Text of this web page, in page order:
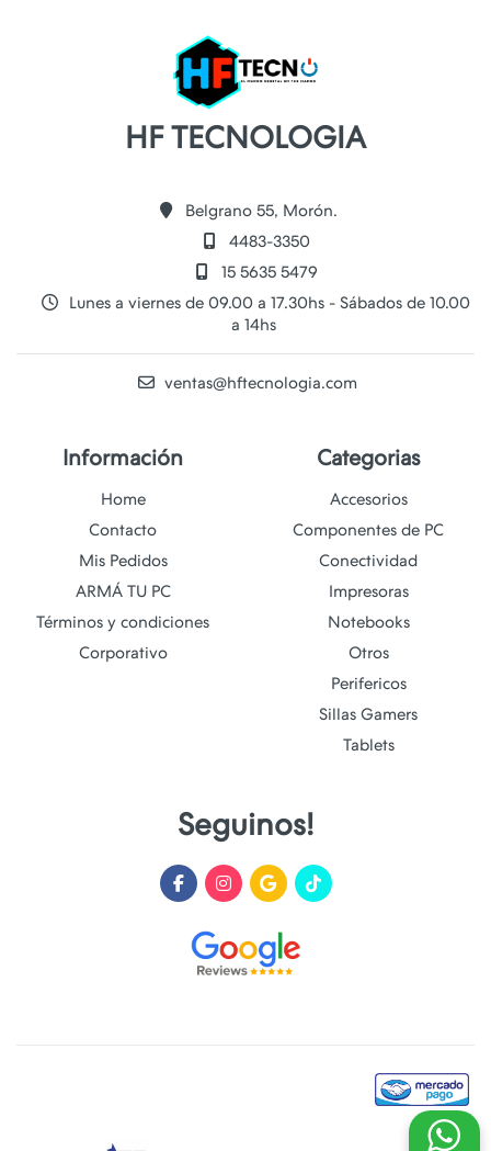
HF TECNOLOGIA
Belgrano 55, Morón.
4483-3350
15 5635 5479
Lunes a viernes de 09.00 a 17.30hs - Sábados de 10.00
a 14hs
ventas@hftecnologia.com
Información
Home
Contacto
Mis Pedidos
ARMÁ TU PC
Términos y condiciones
Corporativo
Categorias
Accesorios
Componentes de PC
Conectividad
Impresoras
Notebooks
Otros
Perifericos
Sillas Gamers
Tablets
Seguinos!